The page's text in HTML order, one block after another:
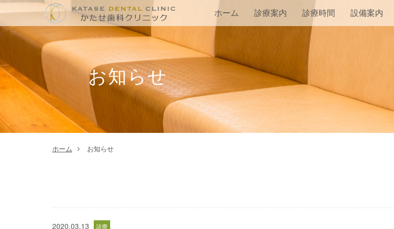
ホーム 診療案内 診療時間 設備案内
お知らせ
ホーム お知らせ
2020.03.13